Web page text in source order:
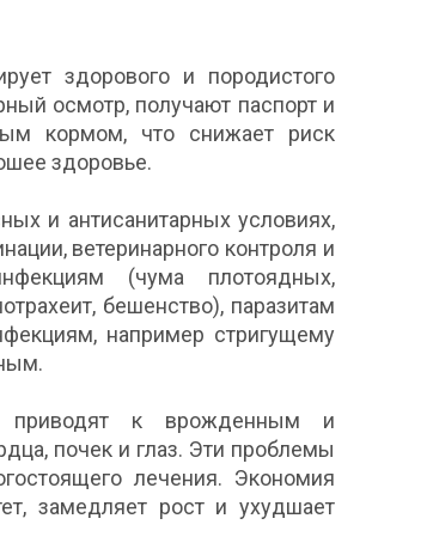
здорового и породистого
осмотр, получают паспорт и
кормом, что снижает риск
здоровье.
и антисанитарных условиях,
ветеринарного контроля и
(чума плотоядных,
бешенство), паразитам
например стригущему
приводят к врожденным и
почек и глаз. Эти проблемы
лечения. Экономия
замедляет рост и ухудшает